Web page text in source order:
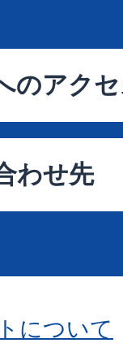
のアク
わせ先
について